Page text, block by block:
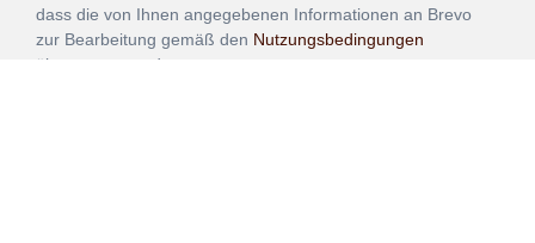
dass die von Ihnen angegebenen Informationen an Brevo
zur Bearbeitung gemäß den Nutzungsbedingungen
übertragen werden.